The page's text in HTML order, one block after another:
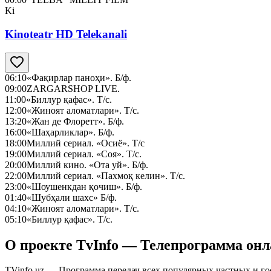
Ki
Kinoteatr HD Telekanali
06:10«Фақирлар паноҳи». Б/ф.
09:00ZARGARSHOP LIVE.
11:00«Биллур қафас». Т/с.
12:00«Жиноят аломатлари». Т/с.
13:20«Жан де Флоретт». Б/ф.
16:00«Шаҳарликлар». Б/ф.
18:00Миллий сериал. «Осиё». Т/с
19:00Миллий сериал. «Соя». Т/с.
20:00Миллий кино. «Ота уй». Б/ф.
22:00Миллий сериал. «Пахмоқ келин». Т/с.
23:00«Шоушенкдан қочиш». Б/ф.
01:40«Шубҳали шахс» Б/ф.
04:10«Жиноят аломатлари». Т/с.
05:10«Биллур қафас». Т/с.
О проекте TvInfo — Телепрограмма